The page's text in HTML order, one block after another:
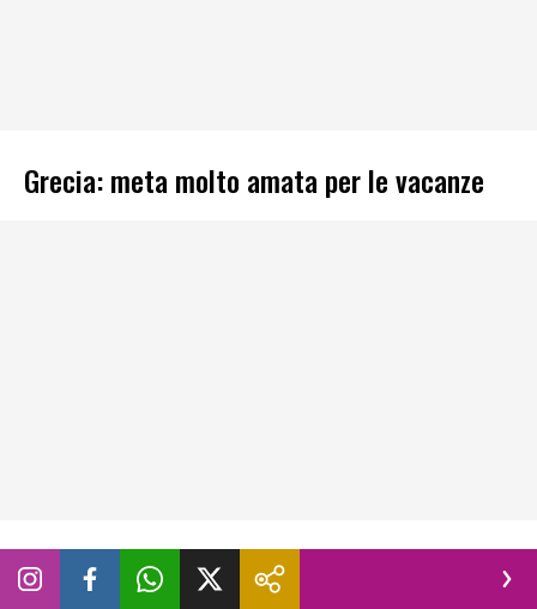
Grecia: meta molto amata per le vacanze
Negli ultimi anniMilosè diventata una delle mete più
richieste della Grecia grazie al perfetto equilibrio tra natura